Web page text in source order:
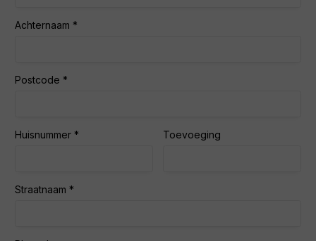
Achternaam
Postcode
Huisnummer Toevoeging
Straatnaam